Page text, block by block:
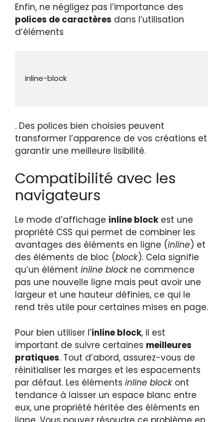
Enfin, ne négligez pas l’importance des
polices de caractères dans l’utilisation
d’éléments
. Des polices bien choisies peuvent
transformer l’apparence de vos créations et
garantir une meilleure lisibilité.
Compatibilité avec les
navigateurs
Le mode d’affichage inline blockest une
propriété CSS qui permet de combiner les
avantages des éléments en ligne (inline) et
des éléments de bloc (block). Cela signifie
qu’un élément inline block ne commence
pas une nouvelle ligne mais peut avoir une
largeur et une hauteur définies, ce qui le
rend très utile pour certaines mises en page.
Pour bien utiliser l’inline block, il est
important de suivre certaines meilleures
pratiques. Tout d’abord, assurez-vous de
réinitialiser les marges et les espacements
par défaut. Les éléments inline block ont
tendance à laisser un espace blanc entre
eux, une propriété héritée des éléments en